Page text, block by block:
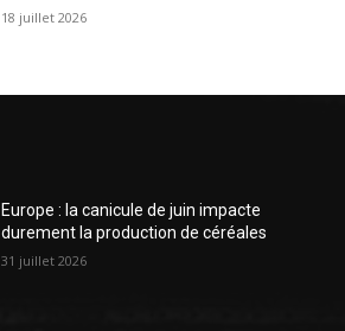
18 juillet 2026
Europe : la canicule de juin impacte
durement la production de céréales
31 juillet 2026